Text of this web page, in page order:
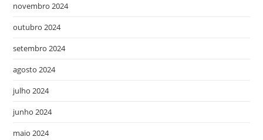
novembro 2024
outubro 2024
setembro 2024
agosto 2024
julho 2024
junho 2024
maio 2024